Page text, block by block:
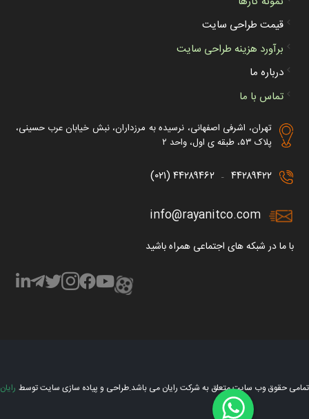
قیمت طراحی سایت
برآورد هزینه طراحی سایت
درباره ما
تماس با ما
تهران، اشرفی اصفهانی، نرسیده به مرزداران، نبش خیابان عرب حسینی،
پلاک ۵۳، طبقه ی اول، واحد ۲
۴۴۲۸۹۴۲۲ – ۴۴۲۸۹۴۶۲ (۰۲۱)
info@rayanitco.com
با ما در شبکه های اجتماعی همراه باشید
تمامی حقوق وب سایت متعلق به شرکت رایان می باشد.طراحی و پیاده سازی سایت توسط رایان